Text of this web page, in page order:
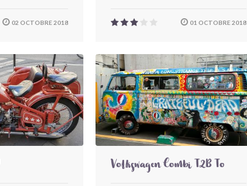
02 OCTOBRE 2018 01 OCTOBRE 2018
Volkswagen Combi T2B To